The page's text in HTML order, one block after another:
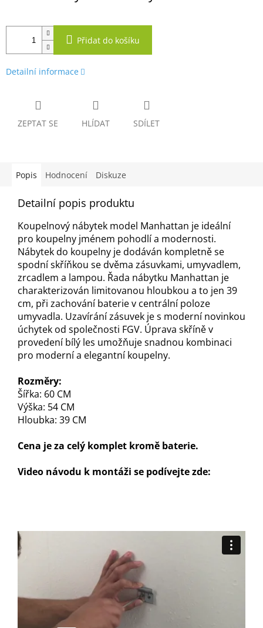
Přidat do košíku
Detailní informace
ZEPTAT SE HLÍDAT SDÍLET
Popis Hodnocení Diskuze
Detailní popis produktu
Koupelnový nábytek model Manhattan je ideální
pro koupelny jménem pohodlí a modernosti.
Nábytek do koupelny je dodáván kompletně se
spodní skříňkou se dvěma zásuvkami, umyvadlem,
zrcadlem a lampou. Řada nábytku Manhattan je
charakterizován limitovanou hloubkou a to jen 39
cm, při zachování baterie v centrální poloze
umyvadla. Uzavírání zásuvek je s moderní novinkou
úchytek od společnosti FGV. Úprava skříně v
provedení bílý les umožňuje snadnou kombinaci
pro moderní a elegantní koupelny.
Rozměry:
Šířka: 60 CM
Výška: 54 CM
Hloubka: 39 CM
Cena je za celý komplet kromě baterie.
Video návodu k montáži se podívejte zde: